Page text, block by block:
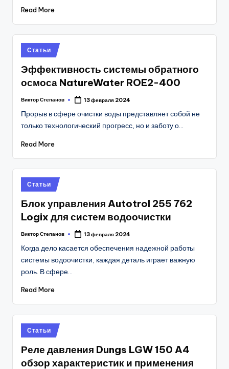
Read More
Posted
in
Статьи
Эффективность системы обратного
осмоса NatureWater ROE2-400
Posted
Виктор Степанов 13 февраля 2024
Прорыв в сфере очистки воды представляет собой не
только технологический прогресс, но и заботу о…
Read More
Posted
in
Статьи
Блок управления Autotrol 255 762
Logix для систем водоочистки
Posted
Виктор Степанов 13 февраля 2024
Когда дело касается обеспечения надежной работы
системы водоочистки, каждая деталь играет важную
роль. В сфере…
Read More
Posted
in
Статьи
Реле давления Dungs LGW 150 A4
обзор характеристик и применения